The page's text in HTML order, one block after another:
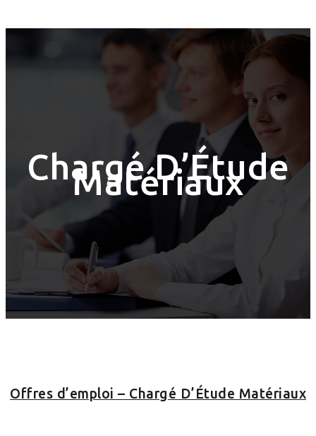
Chargé D’Étude
Matériaux
Offres d’emploi – Chargé D’Étude Matériaux